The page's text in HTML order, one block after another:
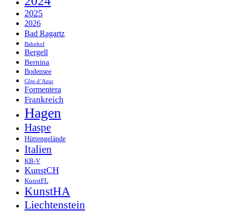
2025
2026
Bad Ragartz
Bahnhof
Bergell
Bernina
Bodensee
Côte d’Azur
Formentera
Frankreich
Hagen
Haspe
Hüttengelände
Italien
KB-V
KunstCH
KunstFL
KunstHA
Liechtenstein